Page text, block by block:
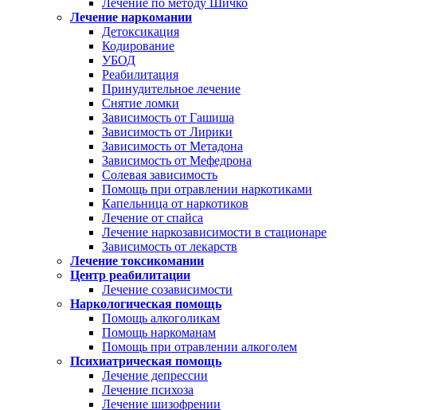
Лечение по методу Шичко
Лечение наркомании
Детоксикация
Кодирование
УБОД
Реабилитация
Принудительное лечение
Снятие ломки
Зависимость от Гашиша
Зависимость от Лирики
Зависимость от Метадона
Зависимость от Мефедрона
Солевая зависимость
Помощь при отравлении наркотиками
Капельница от наркотиков
Лечение от спайса
Лечение наркозависимости в стационаре
Зависимость от лекарств
Лечение токсикомании
Центр реабилитации
Лечение созависимости
Наркологическая помощь
Помощь алкоголикам
Помощь наркоманам
Помощь при отравлении алкоголем
Психиатрическая помощь
Лечение депрессии
Лечение психоза
Лечение шизофрении